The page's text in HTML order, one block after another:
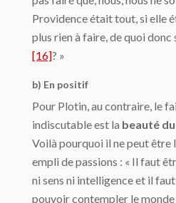
Providence était tout, si elle
plus rien à faire, de quoi
[16]? »
b) En positif
Pour Plotin, au contraire, le
indiscutable est la beauté
Voilà pourquoi il ne peut être
empli de passions : « Il faut
ni sens ni intelligence et il
pouvoir contempler le monde